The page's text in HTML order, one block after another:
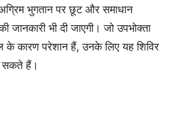
भुगतान पर छूट और समाधान
जानकारी भी दी जाएगी। जो उपभोक्ता
के कारण परेशान हैं, उनके लिए यह शिविर
सकते हैं।